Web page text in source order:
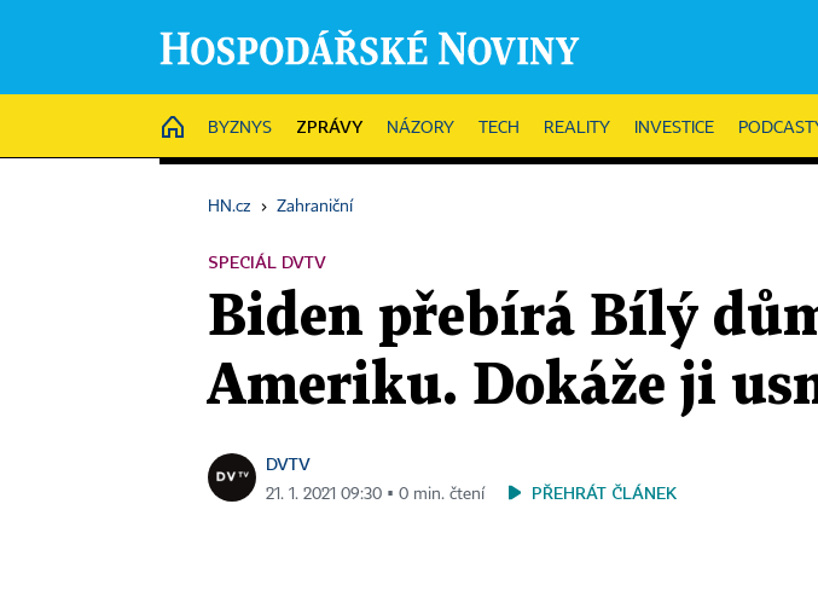
HOME
BYZNYS ZPRÁVY NÁZORY TECH REALITY INVESTICE
HN.cz › Zahraniční
SPECIÁL DVTV
Biden přebírá Bílý
Ameriku. Dokáže ji
DVTV
21. 1. 2021 09:30 ▪ 0 min. čtení PŘEHRÁT ČLÁNEK